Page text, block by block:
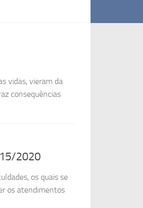
vidas, vieram da
consequências
2020
os quais se
os atendimentos